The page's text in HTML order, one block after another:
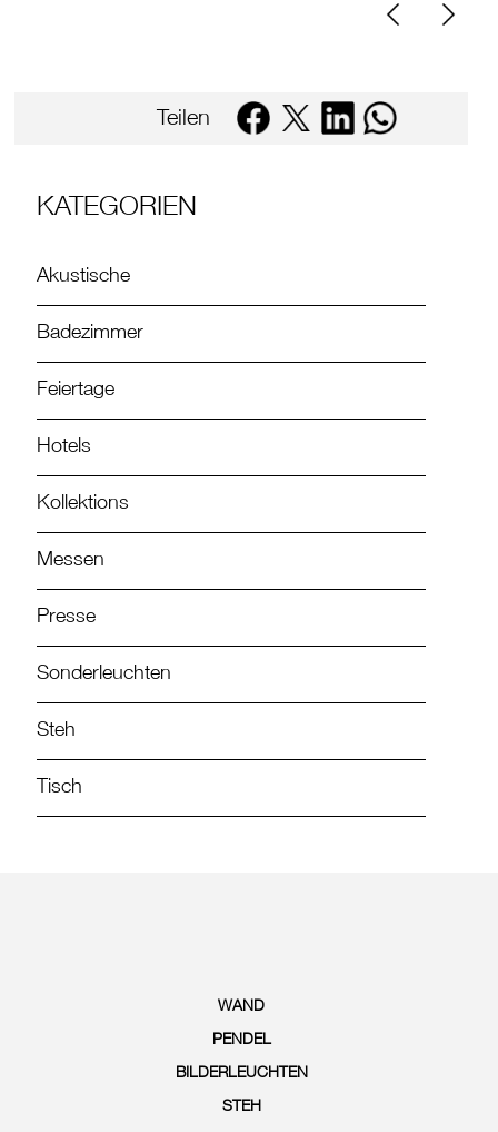
Teilen
KATEGORIEN
Akustische
Badezimmer
Feiertage
Hotels
Kollektions
Messen
Presse
Sonderleuchten
Steh
Tisch
WAND
PENDEL
BILDERLEUCHTEN
STEH